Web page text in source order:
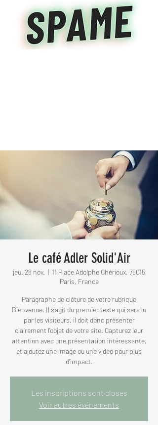
Le café Adler Solid'Air
jeu. 28 nov.
  |
11 Place Adolphe Chérioux, 75015
Paris, France
Paragraphe de clôture de votre rubrique
Bienvenue. Il s'agit du premier texte qui sera lu
par les visiteurs, il doit donc présenter
clairement l'objet de votre site. Capturez leur
attention avec une présentation intéressante,
et ajoutez une image ou une vidéo pour plus
d'impact.
Les inscriptions sont closes
Voir autres événements